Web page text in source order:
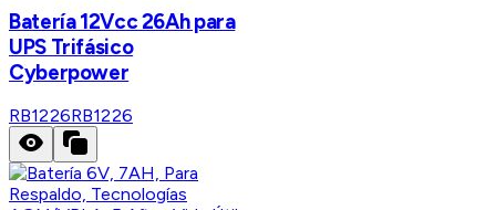
Batería 12Vcc 26Ah para
UPS Trifásico
Cyberpower
RB1226RB1226